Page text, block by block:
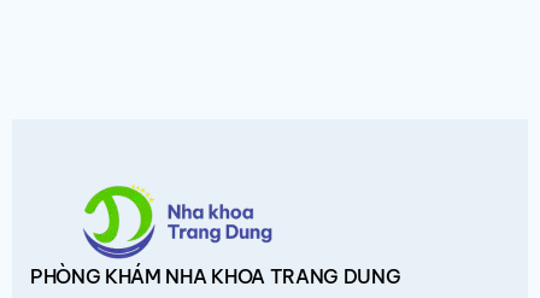
PHÒNG KHÁM NHA KHOA TRANG DUNG